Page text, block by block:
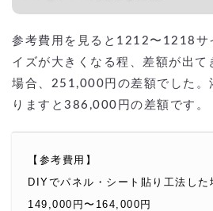
参考費用を見ると1212〜1218サ
イズが大きくなる程、差額が出て
場合、251,000円の差額でした。
りますと386,000円の差額です。
【参考費用】
DIYでパネル・シート貼り工法した
149,000円〜164,000円